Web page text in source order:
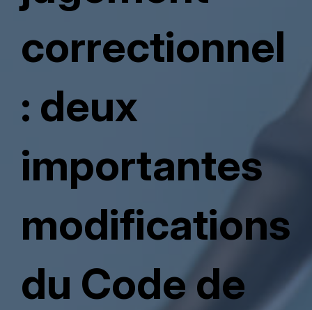
correctionnel
: deux
importantes
modifications
du Code de